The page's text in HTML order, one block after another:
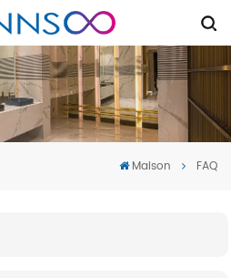
Maison FAQ